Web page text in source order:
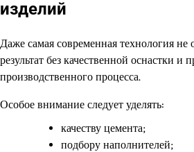
изделий
Даже самая современная технология не
результат без качественной оснастки и
производственного процесса.
Особое внимание следует уделять:
качеству цемента;
подбору наполнителей;